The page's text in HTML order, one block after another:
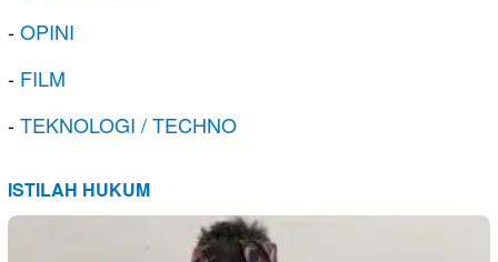
-OPINI
- FILM
-TEKNOLOGI / TECHNO
ISTILAH HUKUM